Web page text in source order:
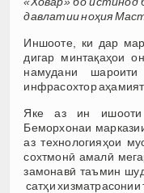
давлатии ноҳия
Иншооте, ки дар
дигар минтақаҳои
намудани
инфрасохтор
Яке аз ин ишооти
Беморхонаи
аз технологияҳои
сохтмонӣ амалӣ
замонавӣ таъмин
сатҳи